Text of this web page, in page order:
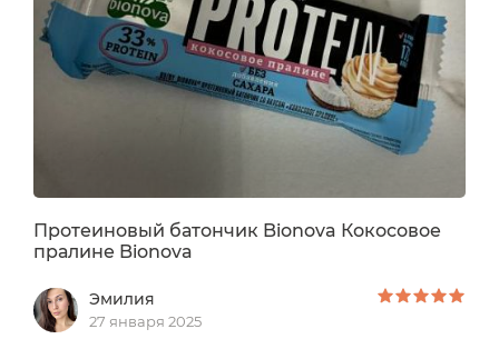
Состав:Протеиновый комплекс (концентрат
сывороточного белка, концентрат...
Протеиновый батончик Bionova Кокосовое
пралине Bionova
Эмилия
27 января 2025